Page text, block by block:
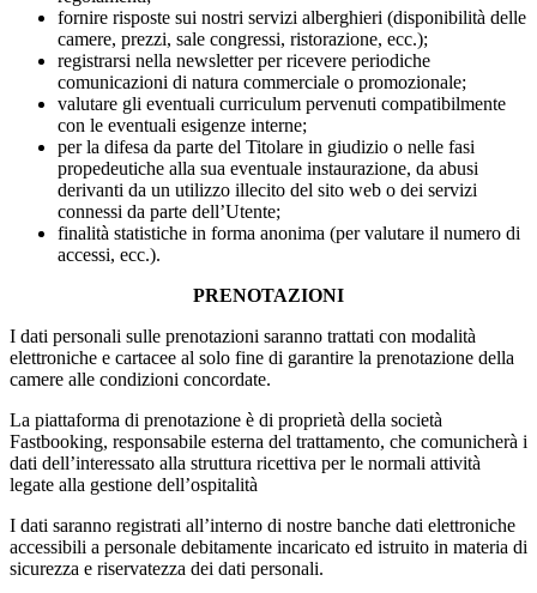
fornire risposte sui nostri servizi alberghieri (disponibilità delle
camere, prezzi, sale congressi, ristorazione, ecc.);
registrarsi nella newsletter per ricevere periodiche
comunicazioni di natura commerciale o promozionale;
valutare gli eventuali curriculum pervenuti compatibilmente
con le eventuali esigenze interne;
per la difesa da parte del Titolare in giudizio o nelle fasi
propedeutiche alla sua eventuale instaurazione, da abusi
derivanti da un utilizzo illecito del sito web o dei servizi
connessi da parte dell’Utente;
finalità statistiche in forma anonima (per valutare il numero di
accessi, ecc.).
PRENOTAZIONI
I dati personali sulle prenotazioni saranno trattati con modalità
elettroniche e cartacee al solo fine di garantire la prenotazione della
camere alle condizioni concordate.
La piattaforma di prenotazione è di proprietà della società
Fastbooking, responsabile esterna del trattamento, che comunicherà i
dati dell’interessato alla struttura ricettiva per le normali attività
legate alla gestione dell’ospitalità
I dati saranno registrati all’interno di nostre banche dati elettroniche
accessibili a personale debitamente incaricato ed istruito in materia di
sicurezza e riservatezza dei dati personali.